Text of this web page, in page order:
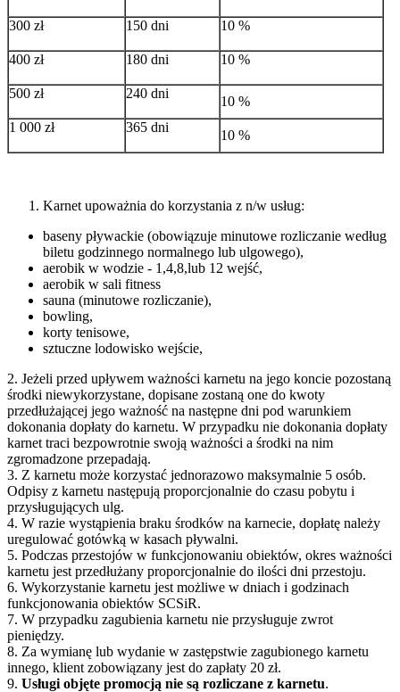
300 zł 150 dni 10 %
400 zł 180 dni 10 %
500 zł 240 dni
10 %
1 000 zł
365 dni
10 %
Karnet upoważnia do korzystania z n/w usług:
baseny pływackie (obowiązuje minutowe rozliczanie według
biletu godzinnego normalnego lub ulgowego),
aerobik w wodzie - 1,4,8,lub 12 wejść,
aerobik w sali fitness
sauna (minutowe rozliczanie),
bowling,
korty tenisowe,
sztuczne lodowisko wejście,
2. Jeżeli przed upływem ważności karnetu na jego koncie pozostaną
środki niewykorzystane, dopisane zostaną one do kwoty
przedłużającej jego ważność na następne dni pod warunkiem
dokonania dopłaty do karnetu. W przypadku nie dokonania dopłaty
karnet traci bezpowrotnie swoją ważności a środki na nim
zgromadzone przepadają.
3. Z karnetu może korzystać jednorazowo maksymalnie 5 osób.
Odpisy z karnetu następują proporcjonalnie do czasu pobytu i
przysługujących ulg.
4. W razie wystąpienia braku środków na karnecie, dopłatę należy
uregulować gotówką w kasach pływalni.
5. Podczas przestojów w funkcjonowaniu obiektów, okres ważności
karnetu jest przedłużany proporcjonalnie do ilości dni przestoju.
6. Wykorzystanie karnetu jest możliwe w dniach i godzinach
funkcjonowania obiektów SCSiR.
7. W przypadku zagubienia karnetu nie przysługuje zwrot
pieniędzy.
8. Za wymianę lub wydanie w zastępstwie zagubionego karnetu
innego, klient zobowiązany jest do zapłaty 20 zł.
9. Usługi objęte promocją nie są rozliczane z karnetu.